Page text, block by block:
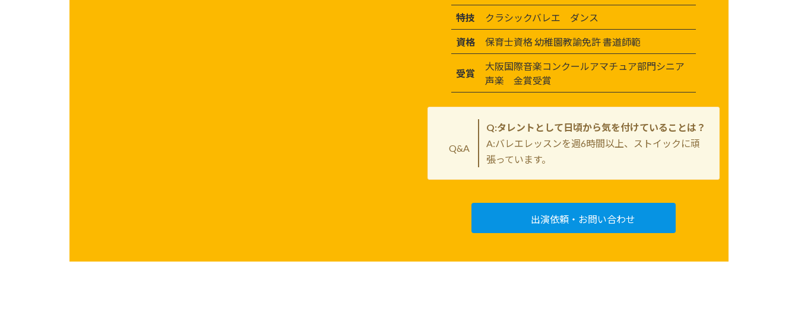
特技 クラシックバレエ ダンス
資格 保育士資格 幼稚園教諭免許 書道師範
受賞
大阪国際音楽コンクールアマチュア部門シニア
声楽 金賞受賞
Q&A
Q:タレントとして日頃から気を付けていることは？
A:バレエレッスンを週6時間以上、ストイックに頑
張っています。
出演依頼・お問い合わせ